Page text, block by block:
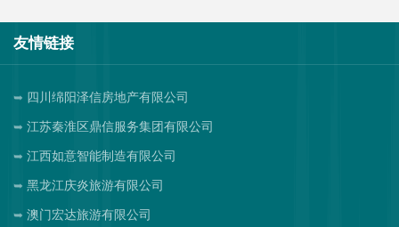
友情链接
四川绵阳泽信房地产有限公司
江苏秦淮区鼎信服务集团有限公司
江西如意智能制造有限公司
黑龙江庆炎旅游有限公司
澳门宏达旅游有限公司